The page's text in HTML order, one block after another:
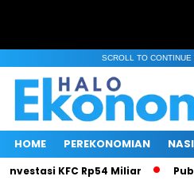
SCROLL TO CONTINUE
HOME PEREKONOMIAN
KFC Rp54 Miliar